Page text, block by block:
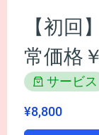
【初回
常価格
サービス
¥8,800